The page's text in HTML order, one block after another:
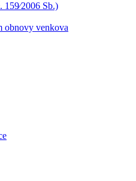
159⁄2006 Sb.)
obnovy venkova